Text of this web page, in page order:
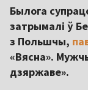
Былога
затрымалі ў
з Польшчы,
«Вясна».
дзяржаве».